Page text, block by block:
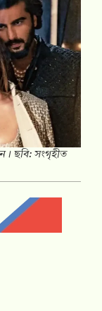
ছবি: সংগৃহীত